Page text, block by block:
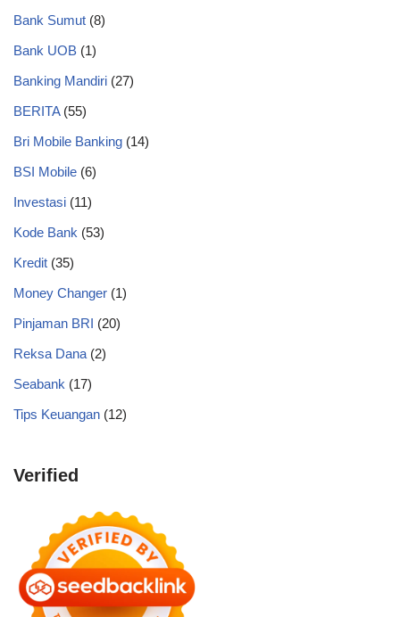
Bank Sumut (8)
Bank UOB (1)
Banking Mandiri (27)
BERITA(55)
Bri Mobile Banking (14)
BSI Mobile (6)
Investasi (11)
Kode Bank (53)
Kredit (35)
Money Changer (1)
Pinjaman BRI (20)
Reksa Dana (2)
Seabank (17)
Tips Keuangan (12)
Verified